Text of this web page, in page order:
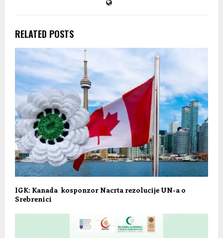
RELATED POSTS
IGK: Kanada kosponzor Nacrta rezolucije UN-a o
Srebrenici